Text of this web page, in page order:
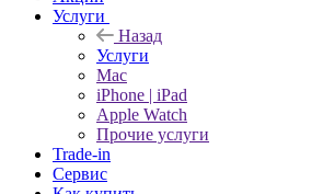
Услуги
Назад
Услуги
Mac
iPhone | iPad
Apple Watch
Прочие услуги
Trade-in
Сервис